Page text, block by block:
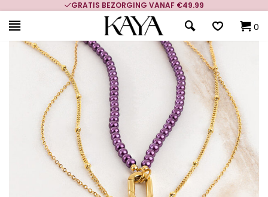
GRATIS BEZORGING VANAF €49.99
0